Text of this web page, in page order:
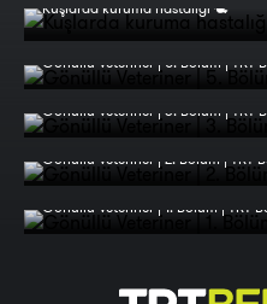
Kuşlarda kuruma hastalığı 🕊️
Gönüllü Veteriner | 5. Bölüm | TRT
Gönüllü Veteriner | 3. Bölüm | TRT
Gönüllü Veteriner | 2. Bölüm | TRT
Gönüllü Veteriner | 1. Bölüm | TRT